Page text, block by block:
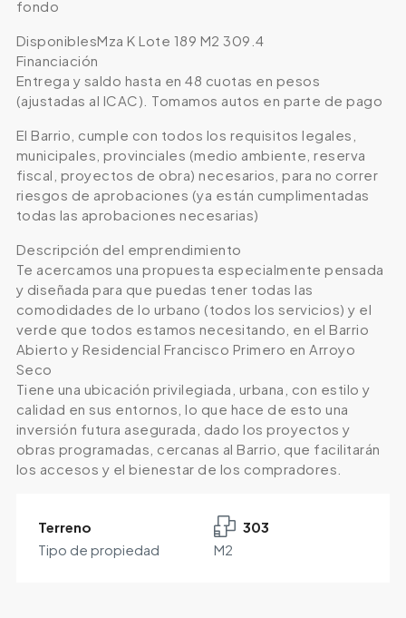
fondo
DisponiblesMza K Lote 189 M2 309.4
Financiación
Entrega y saldo hasta en 48 cuotas en pesos
(ajustadas al ICAC). Tomamos autos en parte de pago
El Barrio, cumple con todos los requisitos legales,
municipales, provinciales (medio ambiente, reserva
fiscal, proyectos de obra) necesarios, para no correr
riesgos de aprobaciones (ya están cumplimentadas
todas las aprobaciones necesarias)
Descripción del emprendimiento
Te acercamos una propuesta especialmente pensada
y diseñada para que puedas tener todas las
comodidades de lo urbano (todos los servicios) y el
verde que todos estamos necesitando, en el Barrio
Abierto y Residencial Francisco Primero en Arroyo
Seco
Tiene una ubicación privilegiada, urbana, con estilo y
calidad en sus entornos, lo que hace de esto una
inversión futura asegurada, dado los proyectos y
obras programadas, cercanas al Barrio, que facilitarán
los accesos y el bienestar de los compradores.
Terreno
Tipo de propiedad
303
M2